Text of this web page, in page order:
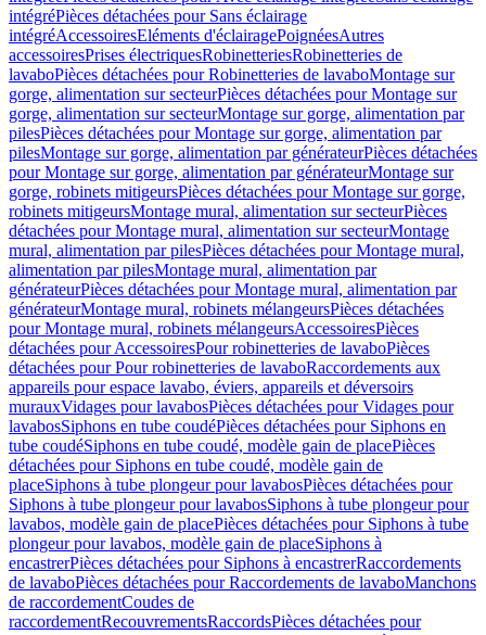
intégréPièces détachées pour Sans éclairage
intégréAccessoiresEléments d'éclairagePoignéesAutres
accessoiresPrises électriquesRobinetteriesRobinetteries de
lavaboPièces détachées pour Robinetteries de lavaboMontage sur
gorge, alimentation sur secteurPièces détachées pour Montage sur
gorge, alimentation sur secteurMontage sur gorge, alimentation par
pilesPièces détachées pour Montage sur gorge, alimentation par
pilesMontage sur gorge, alimentation par générateurPièces détachées
pour Montage sur gorge, alimentation par générateurMontage sur
gorge, robinets mitigeursPièces détachées pour Montage sur gorge,
robinets mitigeursMontage mural, alimentation sur secteurPièces
détachées pour Montage mural, alimentation sur secteurMontage
mural, alimentation par pilesPièces détachées pour Montage mural,
alimentation par pilesMontage mural, alimentation par
générateurPièces détachées pour Montage mural, alimentation par
générateurMontage mural, robinets mélangeursPièces détachées
pour Montage mural, robinets mélangeursAccessoiresPièces
détachées pour AccessoiresPour robinetteries de lavaboPièces
détachées pour Pour robinetteries de lavaboRaccordements aux
appareils pour espace lavabo, éviers, appareils et déversoirs
murauxVidages pour lavabosPièces détachées pour Vidages pour
lavabosSiphons en tube coudéPièces détachées pour Siphons en
tube coudéSiphons en tube coudé, modèle gain de placePièces
détachées pour Siphons en tube coudé, modèle gain de
placeSiphons à tube plongeur pour lavabosPièces détachées pour
Siphons à tube plongeur pour lavabosSiphons à tube plongeur pour
lavabos, modèle gain de placePièces détachées pour Siphons à tube
plongeur pour lavabos, modèle gain de placeSiphons à
encastrerPièces détachées pour Siphons à encastrerRaccordements
de lavaboPièces détachées pour Raccordements de lavaboManchons
de raccordementCoudes de
raccordementRecouvrementsRaccordsPièces détachées pour